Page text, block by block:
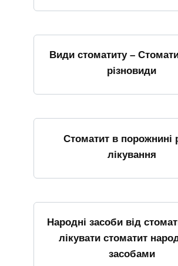
Види стоматиту –
різновиди
Стоматит в порожнині
лікування
Народні засоби від
лікувати стоматит
засобами